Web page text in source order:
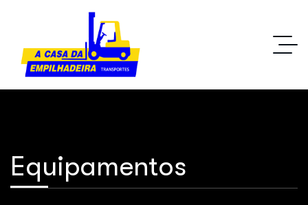
Equipamentos